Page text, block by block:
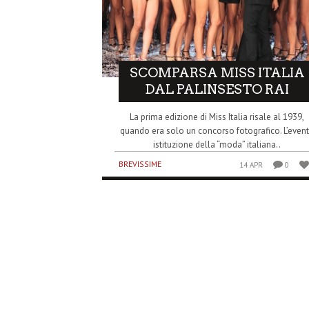
SCOMPARSA MISS ITALIA
DAL PALINSESTO RAI
La prima edizione di Miss Italia risale al 1939,
quando era solo un concorso fotografico.
istituzione della “moda” italiana..
BREVISSIME 14 APR 0